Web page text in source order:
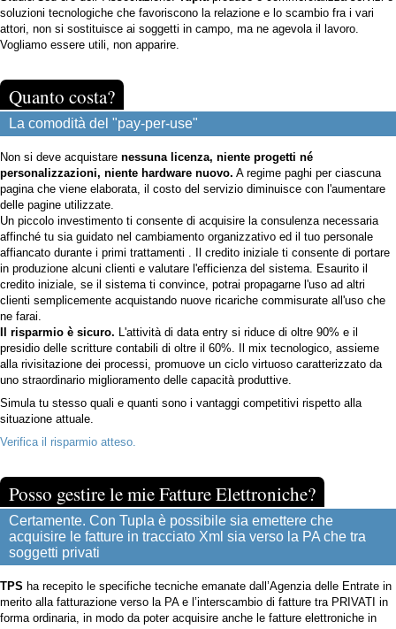
soluzioni tecnologiche che favoriscono la relazione e lo scambio fra i vari
attori, non si sostituisce ai soggetti in campo, ma ne agevola il lavoro.
Vogliamo essere utili, non apparire.
Quanto costa?
La comodità del "pay-per-use"
Non si deve acquistare nessuna licenza, niente progetti né
personalizzazioni, niente hardware nuovo. A regime paghi per ciascuna
pagina che viene elaborata, il costo del servizio diminuisce con l'aumentare
delle pagine utilizzate.
Un piccolo investimento ti consente di acquisire la consulenza necessaria
affinché tu sia guidato nel cambiamento organizzativo ed il tuo personale
affiancato durante i primi trattamenti . Il credito iniziale ti consente di portare
in produzione alcuni clienti e valutare l'efficienza del sistema. Esaurito il
credito iniziale, se il sistema ti convince, potrai propagarne l'uso ad altri
clienti semplicemente acquistando nuove ricariche commisurate all'uso che
ne farai.
Il risparmio è sicuro. L'attività di data entry si riduce di oltre 90% e il
presidio delle scritture contabili di oltre il 60%. Il mix tecnologico, assieme
alla rivisitazione dei processi, promuove un ciclo virtuoso caratterizzato da
uno straordinario miglioramento delle capacità produttive.
Simula tu stesso quali e quanti sono i vantaggi competitivi rispetto alla
situazione attuale.
Verifica il risparmio atteso.
Posso gestire le mie Fatture Elettroniche?
Certamente. Con Tupla è possibile sia emettere che
acquisire le fatture in tracciato Xml sia verso la PA che tra
soggetti privati
TPS ha recepito le specifiche tecniche emanate dall’Agenzia delle Entrate in
merito alla fatturazione verso la PA e l’interscambio di fatture tra PRIVATI in
forma ordinaria, in modo da poter acquisire anche le fatture elettroniche in